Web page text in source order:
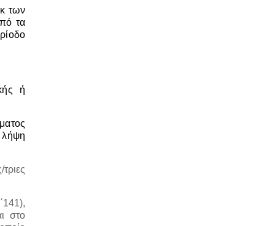
των
τα
ή
λήψη
στο